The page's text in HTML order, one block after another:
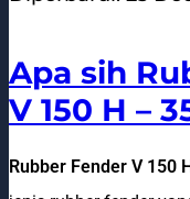
Apa sih
V 150 H –
Rubber Fender V 150